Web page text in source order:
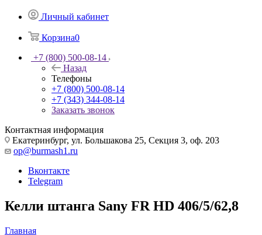
Личный кабинет
Корзина0
+7 (800) 500-08-14
Назад
Телефоны
+7 (800) 500-08-14
+7 (343) 344-08-14
Заказать звонок
Контактная информация
Екатеринбург, ул. Большакова 25, Секция 3, оф. 203
op@burmash1.ru
Вконтакте
Telegram
Келли штанга Sany FR HD 406/5/62,8
Главная